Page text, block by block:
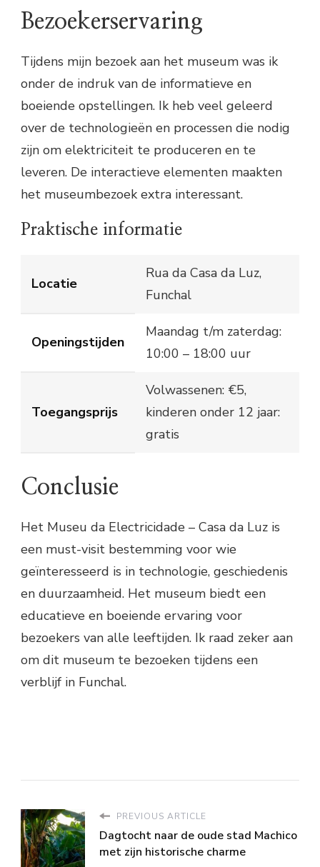
Bezoekerservaring
Tijdens mijn bezoek aan het museum was ik
onder de indruk van de informatieve en
boeiende opstellingen. Ik heb veel geleerd
over de technologieën en processen die nodig
zijn om elektriciteit te produceren en te
leveren. De interactieve elementen maakten
het museumbezoek extra interessant.
Praktische informatie
Locatie
Rua da Casa da Luz,
Funchal
Openingstijden
Maandag t/m zaterdag:
10:00 – 18:00 uur
Toegangsprijs
Volwassenen: €5,
kinderen onder 12 jaar:
gratis
Conclusie
Het Museu da Electricidade – Casa da Luz is
een must-visit bestemming voor wie
geïnteresseerd is in technologie, geschiedenis
en duurzaamheid. Het museum biedt een
educatieve en boeiende ervaring voor
bezoekers van alle leeftijden. Ik raad zeker aan
om dit museum te bezoeken tijdens een
verblijf in Funchal.
PREVIOUS ARTICLE
Dagtocht naar de oude stad Machico
met zijn historische charme